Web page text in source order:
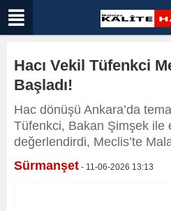
Hacı Vekil Tüfenkci
Başladı!
Hac dönüşü Ankara’da
Tüfenkci, Bakan Şimşek ile
değerlendirdi, Meclis’te
Sürmanşet - 11-06-2026 13:13